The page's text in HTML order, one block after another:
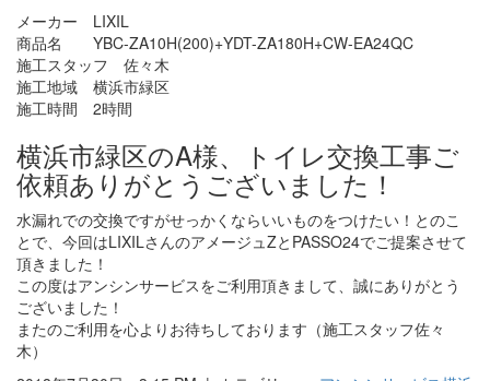
メーカー LIXIL
商品名 YBC-ZA10H(200)+YDT-ZA180H+CW-EA24QC
施工スタッフ 佐々木
施工地域 横浜市緑区
施工時間 2時間
横浜市緑区のA様、トイレ交換工事ご
依頼ありがとうございました！
水漏れでの交換ですがせっかくならいいものをつけたい！とのこ
とで、今回はLIXILさんのアメージュZとPASSO24でご提案させて
頂きました！
この度はアンシンサービスをご利用頂きまして、誠にありがとう
ございました！
またのご利用を心よりお待ちしております（施工スタッフ佐々
木）